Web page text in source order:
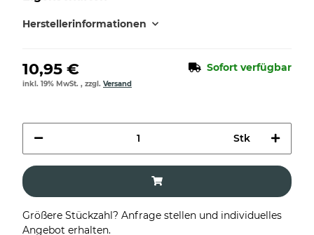
Herstellerinformationen
10,95 € Sofort verfügbar
inkl. 19% MwSt. , zzgl. Versand
Stk
Größere Stückzahl? Anfrage stellen und individuelles
Angebot erhalten.